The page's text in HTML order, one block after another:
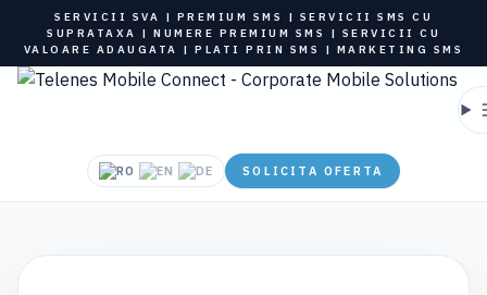
SERVICII SVA | PREMIUM SMS | SERVICII SMS CU
SUPRATAXA | NUMERE PREMIUM SMS | SERVICII CU
VALOARE ADAUGATA | PLATI PRIN SMS | MARKETING SMS
SOLICITA OFERTA